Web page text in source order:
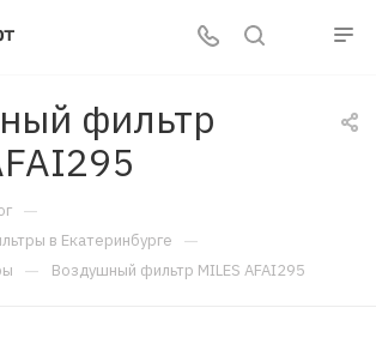
фильтр
—
в Екатеринбурге —
— Воздушный фильтр MILES AFAI295